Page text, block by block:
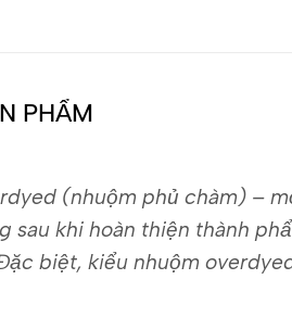
PHẨM
(nhuộm phủ chàm) –
khi hoàn thiện thành
biệt, kiểu nhuộm